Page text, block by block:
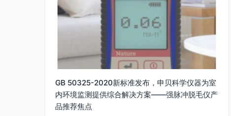
GB 50325-2020新标准发布，申贝科学仪器为室
内环境监测提供综合解决方案——强脉冲脱毛仪产
品推荐焦点